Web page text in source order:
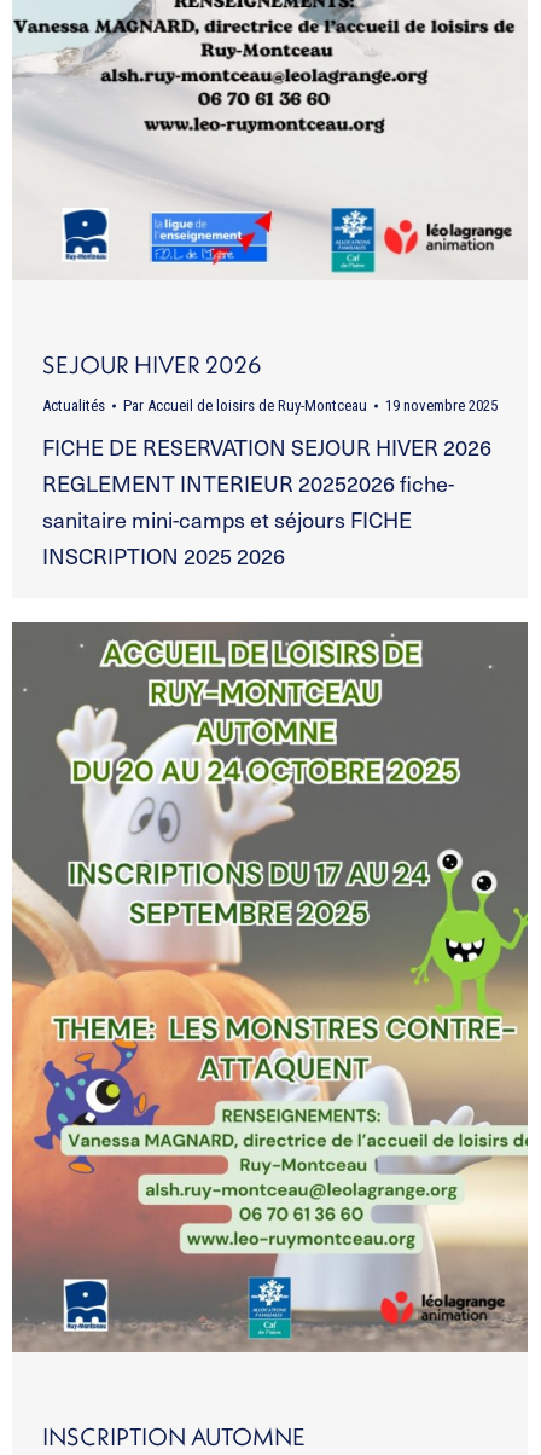
SEJOUR HIVER 2026
Actualités Par Accueil de loisirs de Ruy-Montceau 19 novembre 2025
FICHE DE RESERVATION SEJOUR HIVER 2026
REGLEMENT INTERIEUR 20252026 fiche-
sanitaire mini-camps et séjours FICHE
INSCRIPTION 2025 2026
INSCRIPTION AUTOMNE